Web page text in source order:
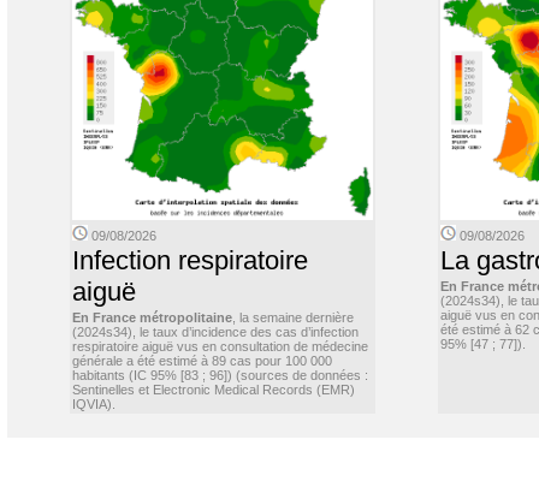
09/08/2026
Infection respiratoire
aiguë
En France métropolitaine , la semaine dernière
(2024s34), le taux d’incidence des cas d’infection
respiratoire aiguë vus en consultation de médecine
générale a été estimé à 89 cas pour 100 000
habitants (IC 95% [83 ; 96]) (sources de données :
Sentinelles et Electronic Medical Records (EMR)
IQVIA).
09/08/2026
La
En France
(2024s34), le
aiguë vus en
été estimé à 62
95% [47 ; 77]).